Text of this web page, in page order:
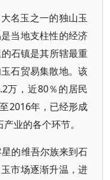
名玉之一的独山玉
当地支柱性的经济
石镇是其所辖最重
石贸易集散地。该
万，近80％的居民
2016年，已经形成
业的各个环节。
的维吾尔族来到石
市场逐渐升温，进